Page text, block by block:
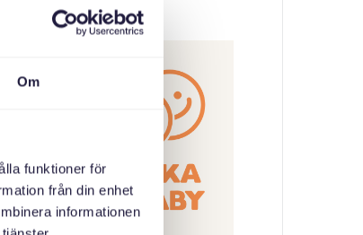
Om
funktioner för
från din enhet
informationen
ORGANIZER